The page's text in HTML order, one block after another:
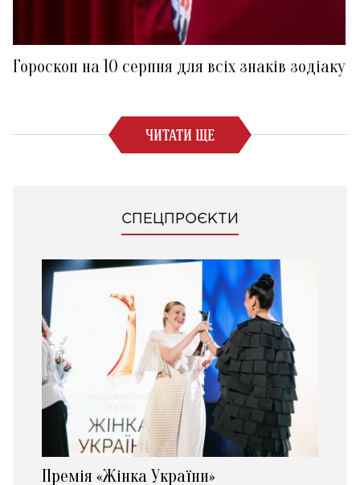
Гороскоп на 10 серпня для всіх знаків зодіаку
ЧИТАТИ ЩЕ
СПЕЦПРОЄКТИ
Премія «Жінка України»